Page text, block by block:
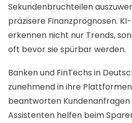
Sekundenbruchteilen
präzisere Finanzprognosen.
erkennen nicht nur Trends,
oft bevor sie spürbar werden.
Banken und FinTechs in
zunehmend in ihre
beantworten Kundenanfragen
Assistenten helfen beim